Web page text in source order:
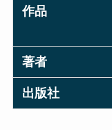
作品
著者
出版社